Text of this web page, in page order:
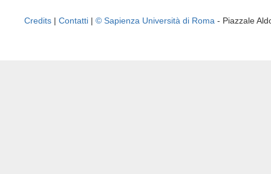
Credits | Contatti | © Sapienza Università di Roma - Piazzale